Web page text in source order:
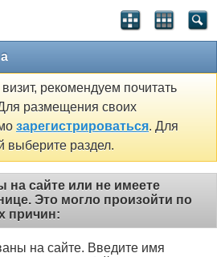
рекомендуем почитать
размещения своих
зарегистрироваться. Для
выберите раздел.
на сайте или не имеете
Это могло произойти по
причин:
на сайте. Введите имя